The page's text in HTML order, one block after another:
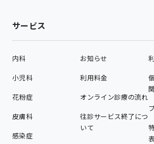
サービス
内科
小児科
花粉症
皮膚科
感染症
お知らせ
利用料金
オンライン診療の流れ
往診サービス終了につ
いて